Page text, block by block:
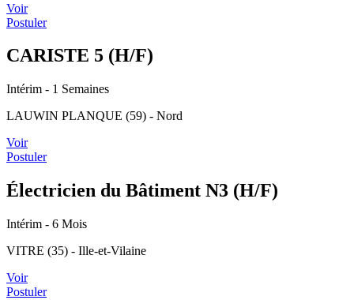
Voir
Postuler
CARISTE 5 (H/F)
Intérim - 1 Semaines
LAUWIN PLANQUE (59) - Nord
Voir
Postuler
Électricien du Bâtiment N3 (H/F)
Intérim - 6 Mois
VITRE (35) - Ille-et-Vilaine
Voir
Postuler